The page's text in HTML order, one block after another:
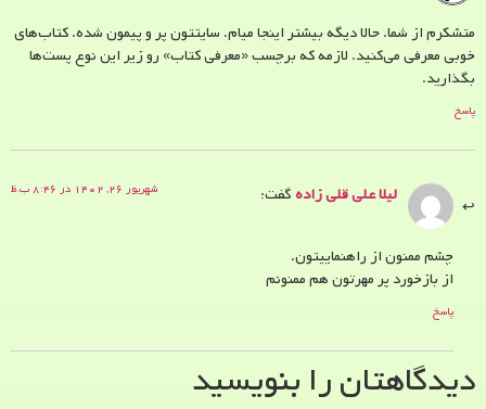
متشکرم از شما. حالا دیگه بیشتر اینجا میام. سایتتون پر و پیمون شده. کتاب‌های
خوبی معرفی می‌کنید. لازمه که برچسب «معرفی کتاب» رو زیر این نوع پست‌ها
بگذارید.
پاسخ
لیلا علی قلی زادهگفت: شهریور ۲۶, ۱۴۰۲ در ۸:۴۶ ب.ظ
چشم ممنون از راهنماییتون.
از بازخورد پر مهرتون هم ممنونم
پاسخ
دیدگاهتان را بنویسید